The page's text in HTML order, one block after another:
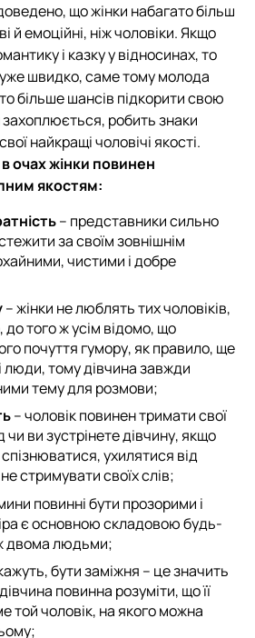
що жінки набагато більш
й емоційні, ніж чоловіки. Якщо
і казку у відносинах, то
швидко, саме тому молода
більше шансів підкорити свою
робить знаки
найкращі чоловічі якості.
очах жінки повинен
якостям:
– представники сильно
за своїм зовнішнім
чистими і добре
– жінки не люблять тих чоловіків,
до того ж усім відомо, що
почуття гумору, як правило, ще
люди, тому дівчина завжди
тему для розмови;
– чоловік повинен тримати свої
чи ви зустрінете дівчину, якщо
ухилятися від
стримувати своїх слів;
повинні бути прозорими і
є основною складовою будь-
двома людьми;
бути заміжня – це значить
повинна розуміти, що її
той чоловік, на якого можна